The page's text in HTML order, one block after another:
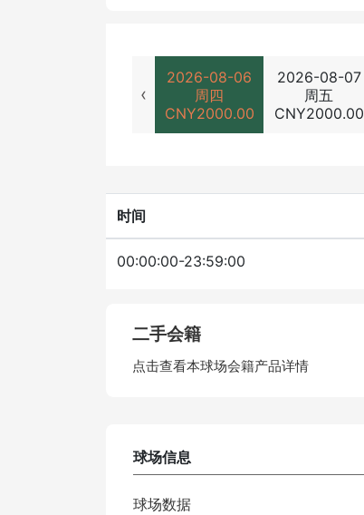
‹
2026-08-06
周四
CNY2000.00
2026-08-07
周五
CNY2000.00
时间
00:00:00-23:59:00
二手会籍
点击查看本球场会籍产品详情
球场信息
球场数据